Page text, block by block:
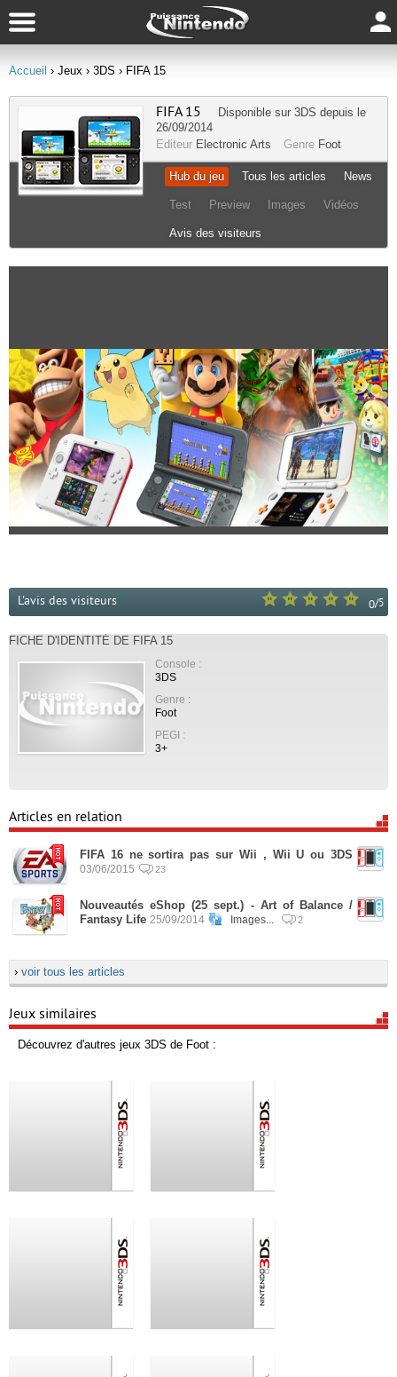
Accueil › Jeux › 3DS › FIFA 15
FIFA 15 Disponible sur 3DS depuis le
26/09/2014
Editeur Electronic Arts Genre Foot
Hub du jeu Tous les articles News
Test Preview Images Vidéos
Avis des visiteurs
0/5
L'avis des visiteurs
FICHE D'IDENTITÉ DE FIFA 15
Console :
3DS
Genre :
Foot
PEGI :
3+
Articles en relation
FIFA 16 ne sortira pas sur Wii , Wii U ou 3DS
03/06/2015 23
Nouveautés eShop (25 sept.) - Art of Balance /
Fantasy Life 25/09/2014 Images... 2
› voir tous les articles
Jeux similaires
Découvrez d'autres jeux 3DS de Foot :